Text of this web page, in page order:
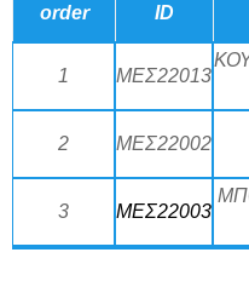
order
ID
1 ΜΕΣ22013
2 ΜΕΣ22002
3 ΜΕΣ22003